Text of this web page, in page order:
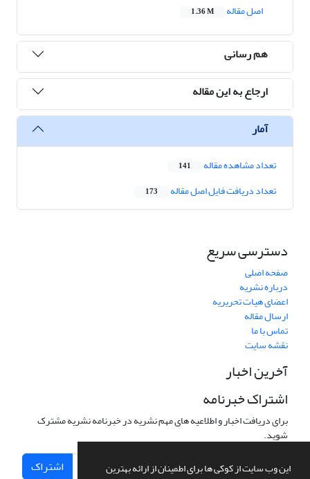
این وب سایت از کوکی ها برای اطمینان از ارائه بهترین
اصل مقاله
1.36 M
هم رسانی
ارجاع به این مقاله
آمار
تعداد مشاهده مقاله 141
تعداد دریافت فایل اصل مقاله 173
دسترسی سریع
صفحه اصلی
درباره نشریه
اعضای هیات تحریریه
ارسال مقاله
تماس با ما
نقشه سایت
آخرین اخبار
اشتراک خبرنامه
برای دریافت اخبار و اطلاعیه های مهم نشریه در خبرنامه نشریه مشترک
شوید.
اشتراک